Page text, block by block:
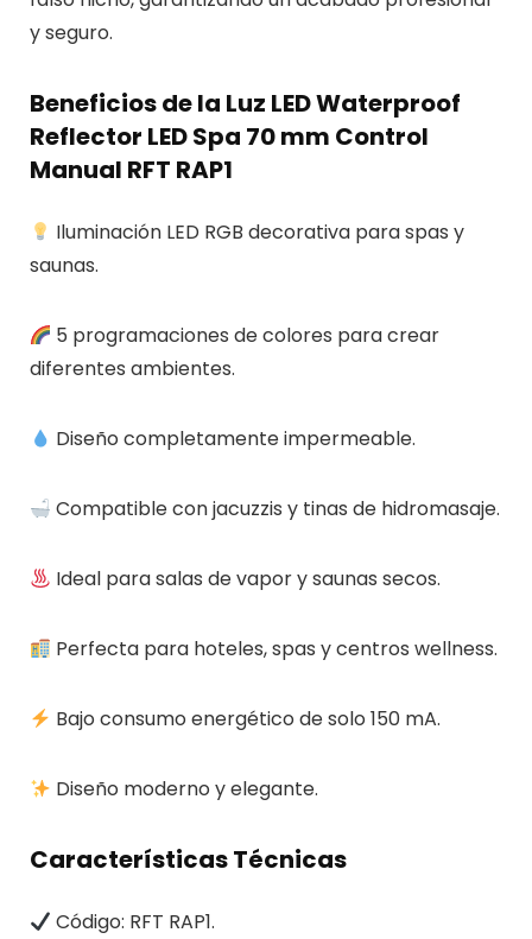
y seguro.
Beneficios de la Luz LED Waterproof
Reflector LED Spa 70 mm Control
Manual RFT RAP1
Iluminación LED RGB decorativa para spas y
saunas.
5 programaciones de colores para crear
diferentes ambientes.
Diseño completamente impermeable.
Compatible con jacuzzis y tinas de hidromasaje.
Ideal para salas de vapor y saunas secos.
Perfecta para hoteles, spas y centros wellness.
Bajo consumo energético de solo 150 mA.
Diseño moderno y elegante.
Características Técnicas
Código: RFT RAP1.